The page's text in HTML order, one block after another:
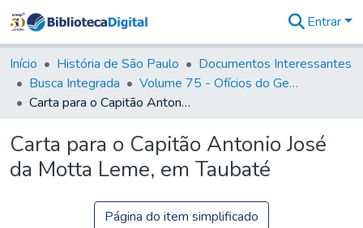
&
Coleções
Tudo na
Biblioteca
Estatísticas
Entrar
Início História de São Paulo
Documentos Interessantes
Busca Integrada
Volume 75 - Ofícios do General Martim Lopes Lobo de Saldanha (Governador da Capitania): 1776-1777
Carta para o Capitão Antonio José da Motta Leme, em Taubaté
Carta para o Capitão Antonio José
da Motta Leme, em Taubaté
Página do item simplificado